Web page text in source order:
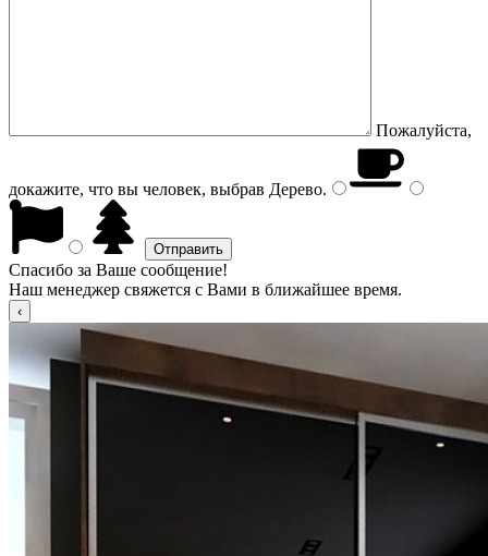
Пожалуйста,
докажите, что вы человек, выбрав Дерево.
Спасибо за Ваше сообщение!
Наш менеджер свяжется с Вами в ближайшее время.